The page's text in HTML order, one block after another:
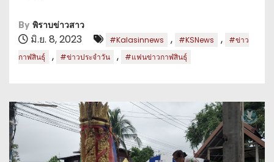
By พิราบข่าวสาว
มิ.ย. 8, 2023 #Kalasinnews , #KSNews ,
#ข่าว
กาฬสินธุ์
, #ข่าวประจำวัน , #แฟนข่าวกาฬสินธุ์